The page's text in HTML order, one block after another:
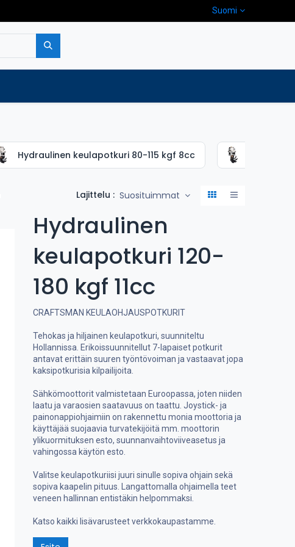
Suomi
Hydraulinen keulapotkuri 80-115 kgf 8cc
Lajittelu : Suosituimmat
Hydraulinen
keulapotkuri 120-
180 kgf 11cc
CRAFTSMAN KEULAOHJAUSPOTKURIT
Tehokas ja hiljainen keulapotkuri, suunniteltu
Hollannissa. Erikoissuunnitellut 7-lapaiset potkurit
antavat erittäin suuren työntövoiman ja vastaavat jopa
kaksipotkurisia kilpailijoita.
Sähkömoottorit valmistetaan Euroopassa, joten niiden
laatu ja varaosien saatavuus on taattu. Joystick- ja
painonappiohjaimiin on rakennettu monia moottoria ja
käyttäjää suojaavia turvatekijöitä mm. moottorin
ylikuormituksen esto, suunnanvaihtoviiveasetus ja
vahingossa käytön esto.
Valitse keulapotkuriisi juuri sinulle sopiva ohjain sekä
sopiva kaapelin pituus. Langattomalla ohjaimella teet
veneen hallinnan entistäkin helpommaksi.
Katso kaikki lisävarusteet verkkokaupastamme.